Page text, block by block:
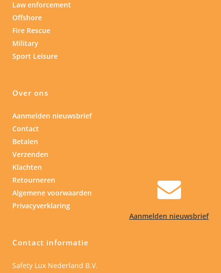
Aanmelden nieuwsbrief
Law enforcement
Offshore
Fire Rescue
Military
Sport Leisure
Over ons
Aanmelden nieuwsbrief
Contact
Betalen
Verzenden
Klachten
Retourneren
Algemene voorwaarden
Privacyverklaring
Contact informatie
Safety Lux Nederland B.V.